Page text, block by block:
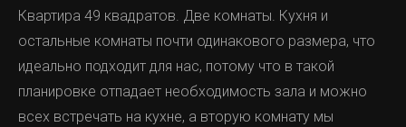
Квартира 49 квадратов. Две комнаты. Кухня и
остальные комнаты почти одинакового размера, что
идеально подходит для нас, потому что в такой
планировке отпадает необходимость зала и можно
всех встречать на кухне, а вторую комнату мы